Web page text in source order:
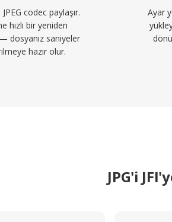
JPEG codec paylaşır.
hızlı bir yeniden
dosyanız saniyeler
hazır olur.
Ayar
JPG'i